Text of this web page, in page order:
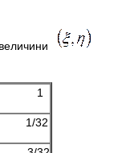
1
1/32